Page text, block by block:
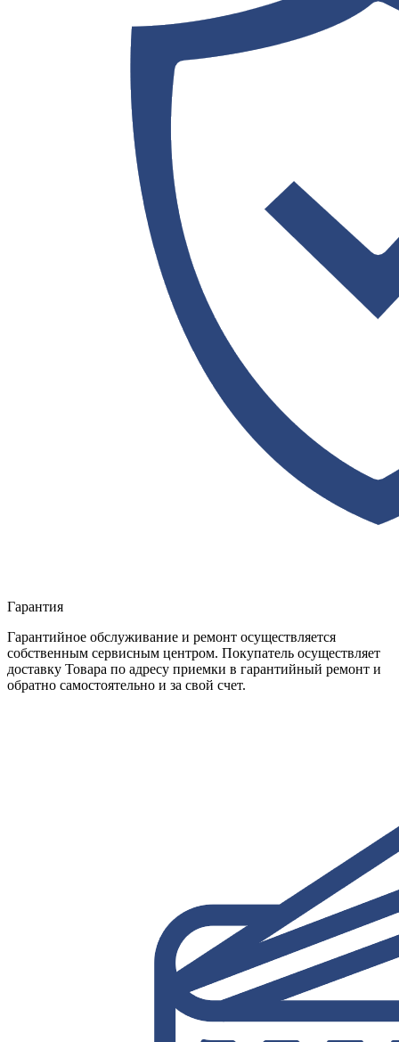
Гарантия
Гарантийное обслуживание и ремонт осуществляется
собственным сервисным центром. Покупатель осуществляет
доставку Товара по адресу приемки в гарантийный ремонт и
обратно самостоятельно и за свой счет.